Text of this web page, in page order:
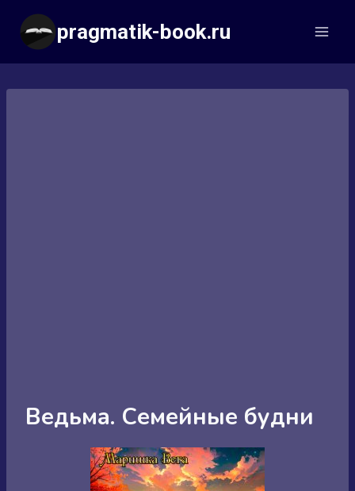
Перейти
содержимому
pragmatik-book.ru
Ведьма. Семейные будни